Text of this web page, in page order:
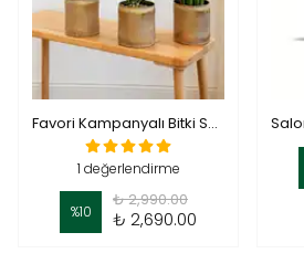
Favori Kampanyalı Bitki Seti - ( Dendrobium Bambu Orkide - Yucca Tek Dal Masa Boy - Sansevieria Cylindirica 50 cm )
1 değerlendirme
%10
₺ 2,990.00
₺ 2,690.00